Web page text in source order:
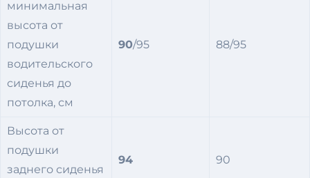
минимальная
высота от
подушки
водительского
сиденья до
потолка, см
90/95 88/95
Высота от
подушки
заднего сиденья
94 90